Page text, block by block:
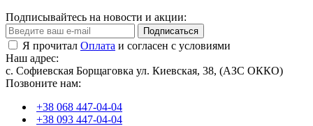
Подписывайтесь на новости и акции:
Подписаться
Я прочитал Оплата и согласен с условиями
Наш адрес:
с. Софиевская Борщаговка ул. Киевская, 38, (АЗС ОККО)
Позвоните нам:
+38 068 447-04-04
+38 093 447-04-04